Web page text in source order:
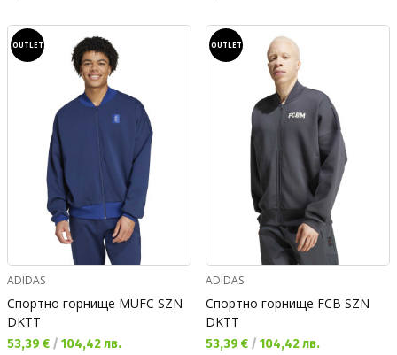
OUTLET
ADIDAS
Спортно горнище MUFC SZN
DKTT
Текуща цена:
53,39 € / 104,42 лв.
OUTLET
ADIDAS
Спортно горнище FCB SZN
DKTT
Текуща цена:
53,39 € / 104,42 лв.